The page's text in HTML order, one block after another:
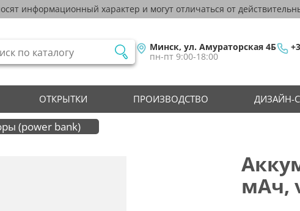
информационный характер и могут отличаться от
Минск, ул. Амураторская 4Б
пн-пт 9:00-18:00
ОТКРЫТКИ ПРОИЗВОДСТВО ДИЗАЙН-
(power bank)
мАч,